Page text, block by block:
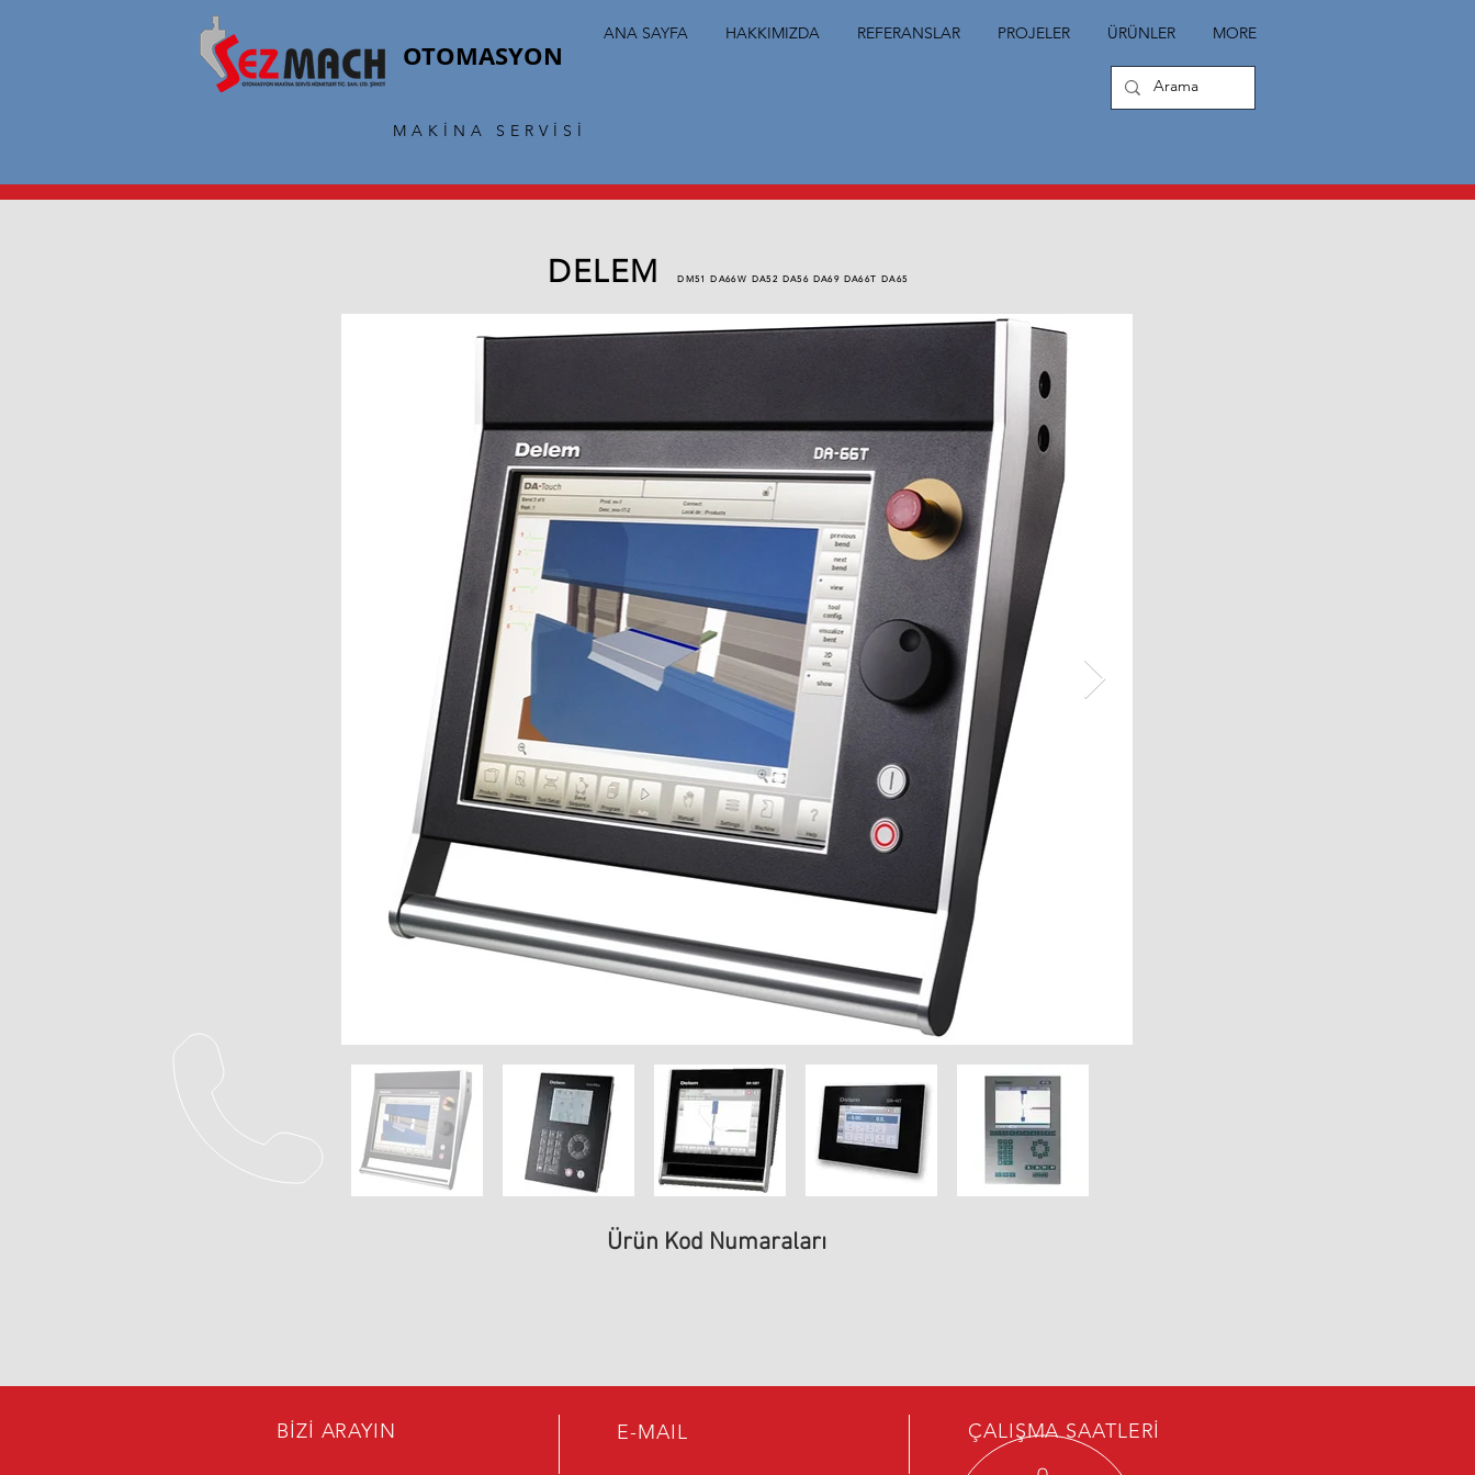
OTOMASYON
ANA SAYFA HAKKIMIZDA REFERANSLAR PROJELER ÜRÜNLER MORE
MAKİNA SERVİSİ
DELEMDM51 DA66W DA52 DA56 DA69 DA66T DA65
Ürün Kod Numaraları
BİZİ ARAYIN E-MAIL ÇALIŞMA SAATLERİ